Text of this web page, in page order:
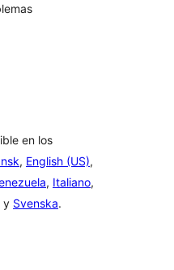
en los
, English (US),
, Italiano,
y Svenska.